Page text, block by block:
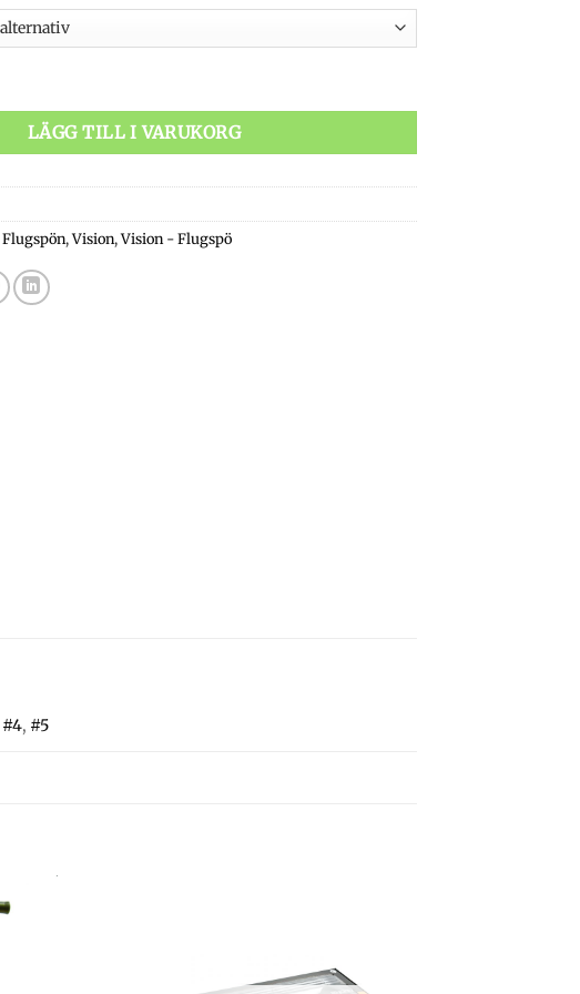
LÄGG TILL I VARUKORG
Flugspön,Vision,Vision - Flugspö
#4, #5